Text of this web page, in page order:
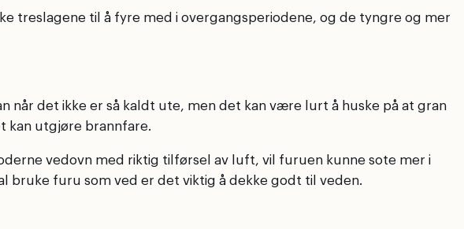
treslagene til å fyre med i overgangsperiodene, og de tyngre og mer
når det ikke er så kaldt ute, men det kan være lurt å huske på at gran
kan utgjøre brannfare.
vedovn med riktig tilførsel av luft, vil furuen kunne sote mer i
bruke furu som ved er det viktig å dekke godt til veden.